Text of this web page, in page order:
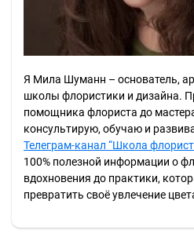
Я Мила Шуманн – основатель,
школы флористики и дизайна.
помощника флориста до
консультирую, обучаю и
Телеграм-канал “Школа
100% полезной информации о
вдохновения до практики,
превратить своё увлечение